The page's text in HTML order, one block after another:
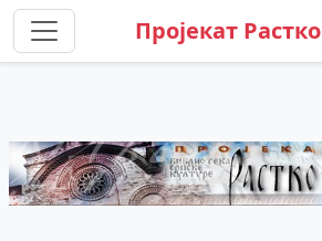
Пројекат Растко